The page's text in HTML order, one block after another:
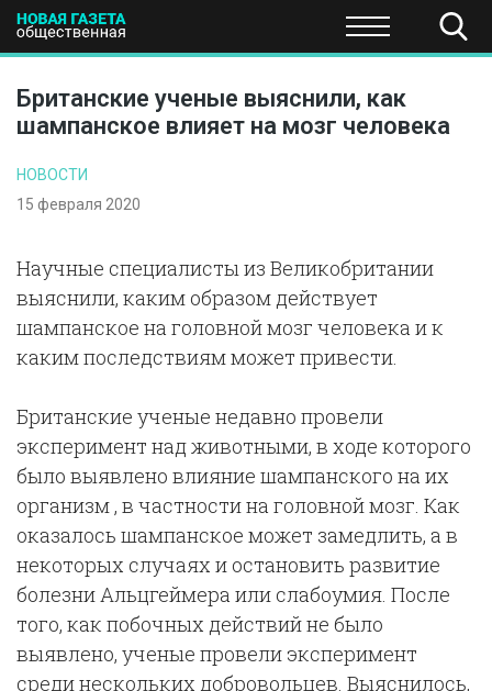
ПОЛИТИКА ЭКОНОМИКА НАУКА И
Британские ученые выяснили, как
шампанское влияет на мозг человека
НОВОСТИ
15 февраля 2020
Научные специалисты из Великобритании
выяснили, каким образом действует
шампанское на головной мозг человека и к
каким последствиям может привести.
Британские ученые недавно провели
эксперимент над животными, в ходе которого
было выявлено влияние шампанского на их
организм , в частности на головной мозг. Как
оказалось шампанское может замедлить, а в
некоторых случаях и остановить развитие
болезни Альцгеймера или слабоумия. После
того, как побочных действий не было
выявлено, ученые провели эксперимент
среди нескольких добровольцев. Выяснилось,